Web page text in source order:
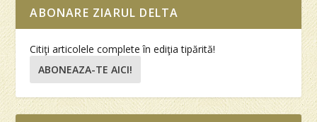
ABONARE ZIARUL DELTA
Citiţi articolele complete în ediţia tipărită!
ABONEAZA-TE AICI!